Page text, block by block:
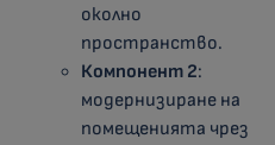
околно
пространство.
Компонент 2:
модернизиране на
помещенията чрез